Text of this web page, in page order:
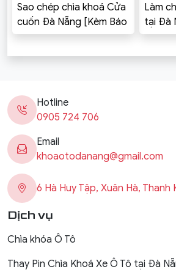
Sao chép chìa khoá Cửa
cuốn Đà Nẵng [Kèm Báo
Giá]
Làm
tại Đà
Cruze,
Hotline
0905 724 706
Email
khoaotodanang@gmail.com
6 Hà Huy Tập, Xuân Hà, Thanh
Dịch vụ
Chìa khóa Ô Tô
Thay Pin Chìa Khoá Xe Ô Tô tại Đà